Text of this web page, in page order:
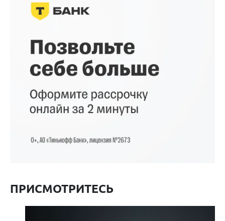
ПРИСМОТРИТЕСЬ